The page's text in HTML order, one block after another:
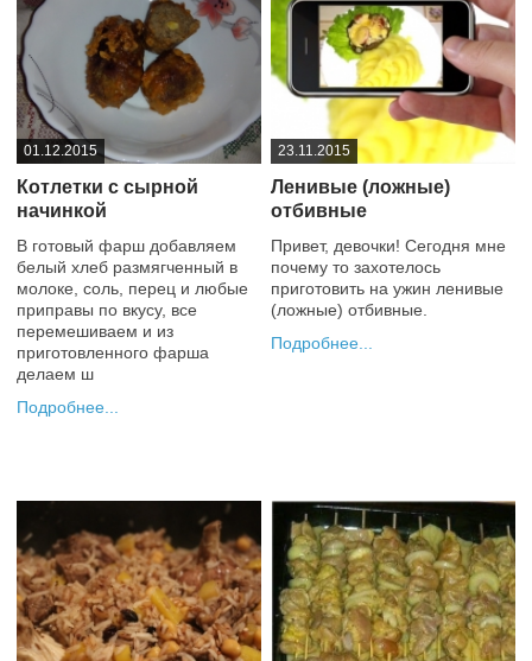
01.12.2015
Котлетки с сырной
начинкой
В готовый фарш добавляем
белый хлеб размягченный в
молоке, соль, перец и любые
приправы по вкусу, все
перемешиваем и из
приготовленного фарша
делаем ш
Подробнее
23.11.2015
Ленивые (ложные)
отбивные
Привет, девочки! Сегодня мне
почему то захотелось
приготовить на ужин ленивые
(ложные) отбивные.
Подробнее